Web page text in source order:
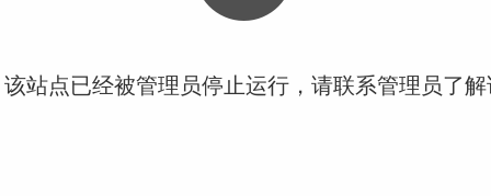
站点已经被管理员停止运行，请联系管理员了